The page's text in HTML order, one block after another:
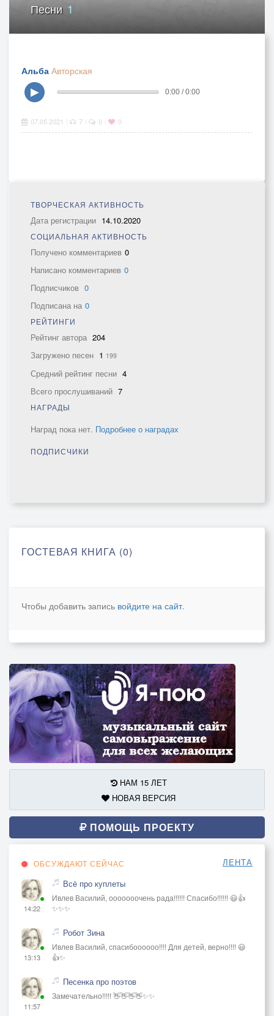
Песни 1
Альба Авторская
▶
0:00 / 0:00
07.05.2021 7 0 0
ТВОРЧЕСКАЯ АКТИВНОСТЬ
Дата регистрации 14.10.2020
СОЦИАЛЬНАЯ АКТИВНОСТЬ
Получено комментариев 0
Написано комментариев 0
Подписчиков 0
Подписана на 0
РЕЙТИНГИ
Рейтинг автора 204
Загружено песен 1 199
Средний рейтинг песни 4
Всего прослушиваний 7
НАГРАДЫ
Наград пока нет. Подробнее о наградах
ПОДПИСЧИКИ
ГОСТЕВАЯ КНИГА (0)
Чтобы добавить запись войдите на сайт.
НАМ 15 ЛЕТ
НОВАЯ ВЕРСИЯ
ПОМОЩЬ ПРОЕКТУ
ОБСУЖДАЮТ СЕЙЧАС ЛЕНТА
14:22
Всё про куплеты
Ивлев Василий, ооооооочень рада!!!!!! Спасибо!!!!!! 😃👍
✨✨✨
13:13
Робот Зина
Ивлев Василий, спасибоооооо!!!! Для детей, верно!!!! 😃
👍✨
11:57
Песенка про поэтов
Замечательно!!!!! 👋👋👋👋✨✨